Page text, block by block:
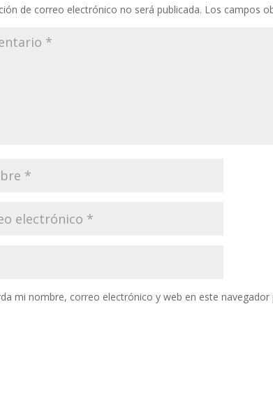
de correo electrónico no será publicada. Los campos
mi nombre, correo electrónico y web en este